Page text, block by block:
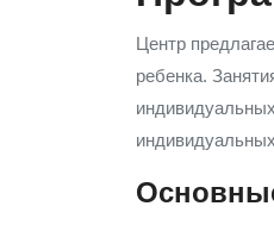
Центр
ребенка.